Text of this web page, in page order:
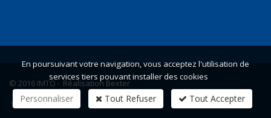
© 2016 IMTO - Réalisation Bexter
En poursuivant votre navigation, vous acceptez l'utilisation de
services tiers pouvant installer des cookies
Personnaliser Tout Refuser Tout Accepter